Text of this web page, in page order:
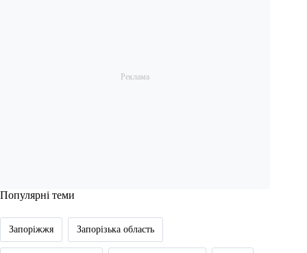
Популярні теми
Запоріжжя Запорізька область